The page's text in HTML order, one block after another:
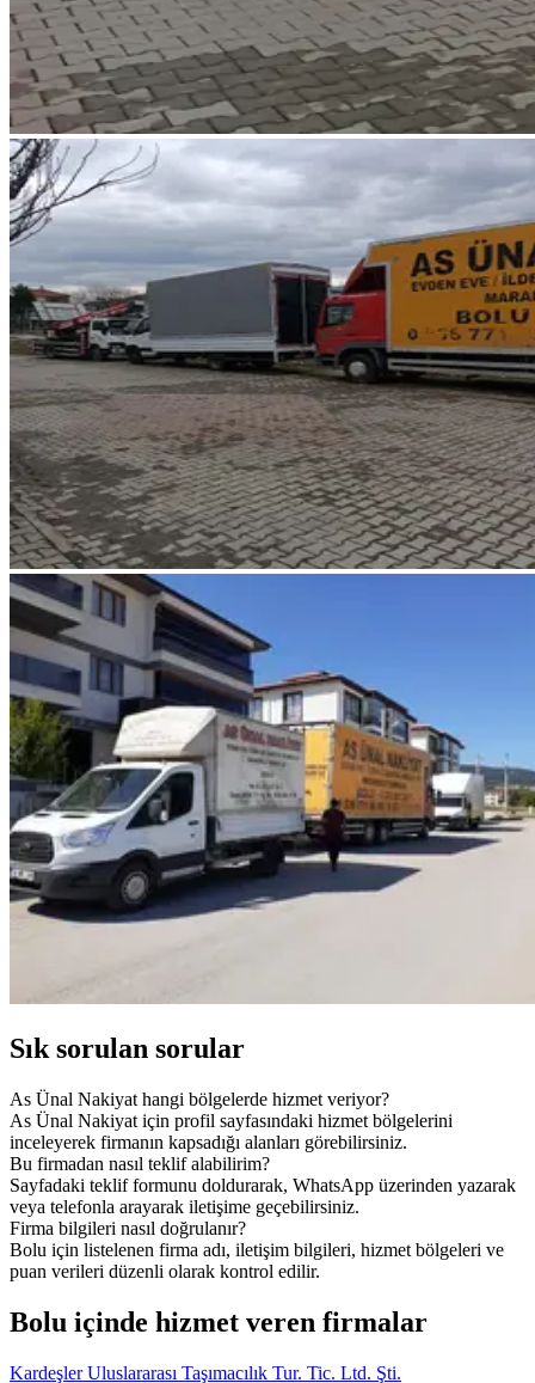
Sık sorulan sorular
As Ünal Nakiyat hangi bölgelerde hizmet veriyor?
As Ünal Nakiyat için profil sayfasındaki hizmet bölgelerini
inceleyerek firmanın kapsadığı alanları görebilirsiniz.
Bu firmadan nasıl teklif alabilirim?
Sayfadaki teklif formunu doldurarak, WhatsApp üzerinden yazarak
veya telefonla arayarak iletişime geçebilirsiniz.
Firma bilgileri nasıl doğrulanır?
Bolu için listelenen firma adı, iletişim bilgileri, hizmet bölgeleri ve
puan verileri düzenli olarak kontrol edilir.
Bolu içinde hizmet veren firmalar
Kardeşler Uluslararası Taşımacılık Tur. Tic. Ltd. Şti.